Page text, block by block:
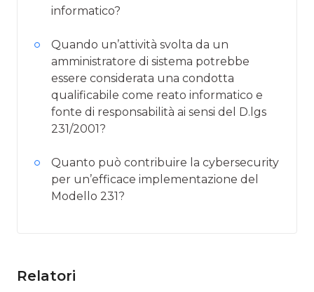
informatico?
Quando un’attività svolta da un
amministratore di sistema potrebbe
essere considerata una condotta
qualificabile come reato informatico e
fonte di responsabilità ai sensi del D.lgs
231/2001?
Quanto può contribuire la cybersecurity
per un’efficace implementazione del
Modello 231?
Relatori